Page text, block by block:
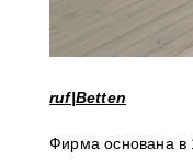
ruf|Betten
Фирма основана в